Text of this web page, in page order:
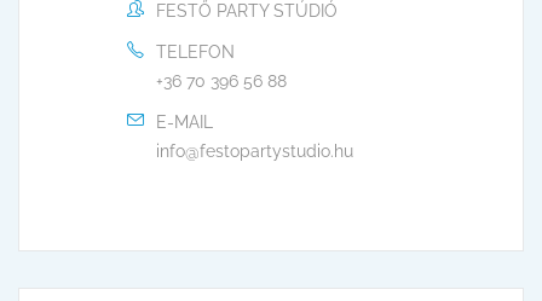
FESTŐ PARTY STÚDIÓ
TELEFON
+36 70 396 56 88
E-MAIL
info@festopartystudio.hu